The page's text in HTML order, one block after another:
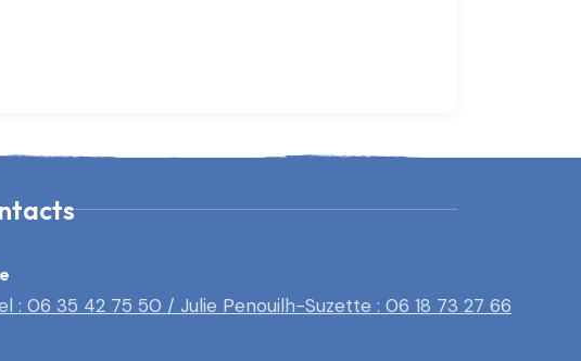
: 06 35 42 75 50 / Julie Penouilh-Suzette : 06 18 73 27 66